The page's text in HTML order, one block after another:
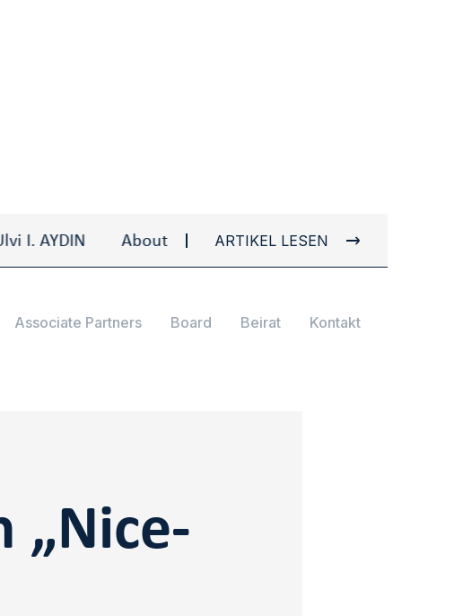
About Ulvi I. AYDIN About Ulvi I. AYDIN
ARTIKEL LESEN
Associate Partners Board Beirat Kontakt
„Nice-